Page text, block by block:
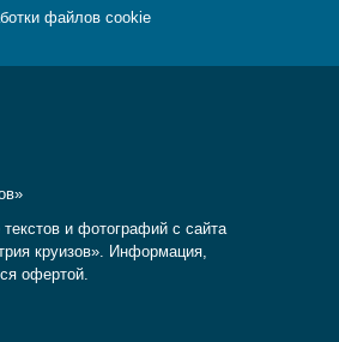
файлов cookie
и фотографий с сайта
круизов». Информация,
офертой.